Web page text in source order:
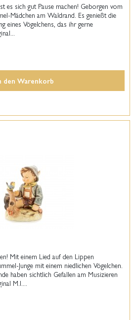
es sich gut Pause machen! Geborgen vom
Mädchen am Waldrand. Es genießt die
eines Vögelchens, das ihr gerne
den Warenkorb
Mit einem Lied auf den Lippen
Junge mit einem niedlichen Vögelchen.
haben sichtlich Gefallen am Musizieren
M.I....